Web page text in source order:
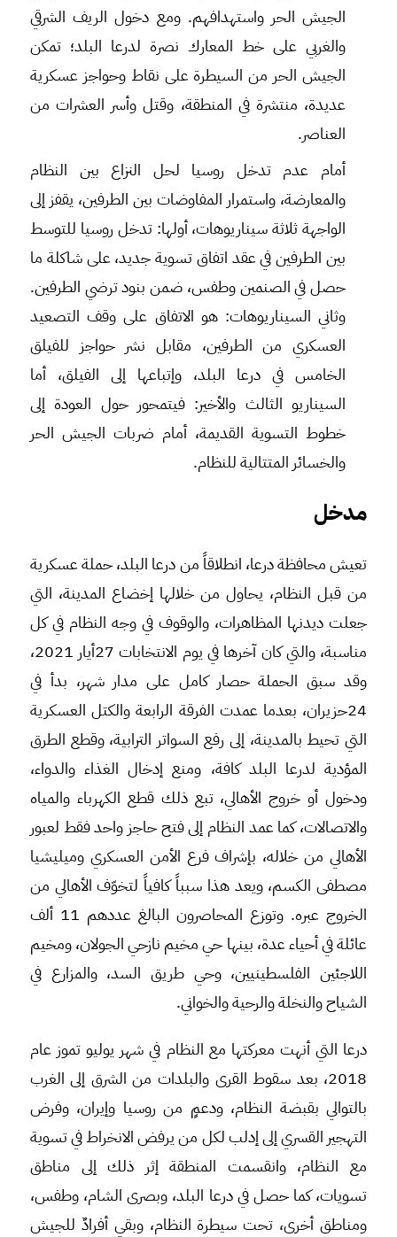
الجيش الحر واستهدافهم. ومع دخول الريف الشرقي
والغربي على خط المعارك نصرة لدرعا البلد؛ تمكن
الجيش الحر من السيطرة على نقاط وحواجز عسكرية
عديدة، منتشرة في المنطقة، وقتل وأسر العشرات من
العناصر.
أمام عدم تدخل روسيا لحل النزاع بين النظام
والمعارضة، واستمرار المفاوضات بين الطرفين، يقفز إلى
الواجهة ثلاثة سيناريوهات، أولها: تدخل روسيا للتوسط
بين الطرفين في عقد اتفاق تسوية جديد، على شاكلة ما
حصل في الصنمين وطفس، ضمن بنود ترضي الطرفين.
وثاني السيناريوهات: هو الاتفاق على وقف التصعيد
العسكري من الطرفين، مقابل نشر حواجز للفيلق
الخامس في درعا البلد، وإتباعها إلى الفيلق، أما
السيناريو الثالث والأخير: فيتمحور حول العودة إلى
خطوط التسوية القديمة، أمام ضربات الجيش الحر
والخسائر المتتالية للنظام.
مدخل
تعيش محافظة درعا، انطلاقاً من درعا البلد، حملة عسكرية
من قبل النظام، يحاول من خلالها إخضاع المدينة، التي
جعلت ديدنها المظاهرات، والوقوف في وجه النظام في كل
مناسبة، والتي كان آخرها في يوم الانتخابات 27أيار 2021،
وقد سبق الحملة حصار كامل على مدار شهر، بدأ في
24حزيران، بعدما عمدت الفرقة الرابعة والكتل العسكرية
التي تحيط بالمدينة، إلى رفع السواتر الترابية، وقطع الطرق
المؤدية لدرعا البلد كافة، ومنع إدخال الغذاء والدواء،
ودخول أو خروج الأهالي، تبع ذلك قطع الكهرباء والمياه
والاتصالات، كما عمد النظام إلى فتح حاجز واحد فقط لعبور
الأهالي من خلاله، بإشراف فرع الأمن العسكري وميليشيا
مصطفى الكسم، ويعد هذا سبباً كافياً لتخوّف الأهالي من
الخروج عبره. وتوزع المحاصرون البالغ عددهم 11 ألف
عائلة في أحياء عدة، بينها حي مخيم نازحي الجولان، ومخيم
اللاجئين الفلسطينيين، وحي طريق السد، والمزارع في
الشياح والنخلة والرحية والخواني.
درعا التي أنهت معركتها مع النظام في شهر يوليو تموز عام
2018، بعد سقوط القرى والبلدات من الشرق إلى الغرب
بالتوالي بقبضة النظام، ودعمٍ من روسيا وإيران، وفرض
التهجير القسري إلى إدلب لكل من يرفض الانخراط في تسوية
مع النظام، وانقسمت المنطقة إثر ذلك إلى مناطق
تسويات، كما حصل في درعا البلد، وبصرى الشام، وطفس،
ومناطق أخرى، تحت سيطرة النظام، وبقي أفرادٌ للجيش